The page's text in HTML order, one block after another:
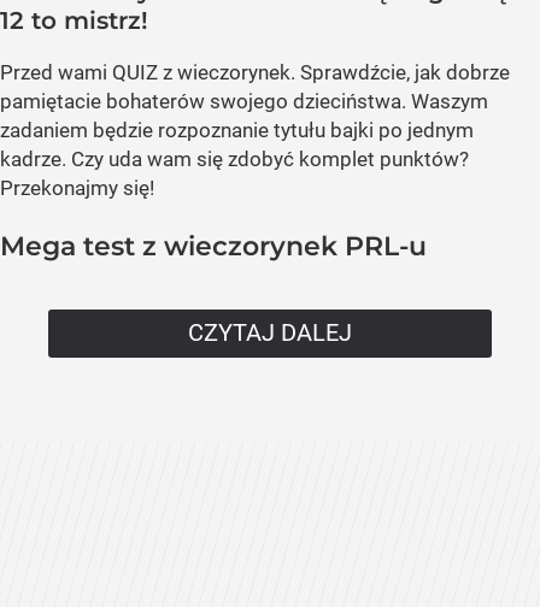
12 to mistrz!
Przed wami QUIZ z wieczorynek. Sprawdźcie, jak dobrze
pamiętacie bohaterów swojego dzieciństwa. Waszym
zadaniem będzie rozpoznanie tytułu bajki po jednym
kadrze. Czy uda wam się zdobyć komplet punktów?
Przekonajmy się!
Mega test z wieczorynek PRL-u
CZYTAJ DALEJ